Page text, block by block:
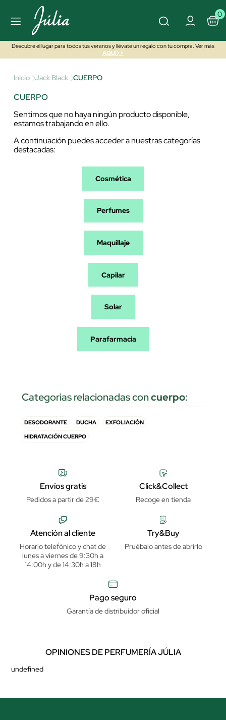
0
Descubre el lugar para todos tus veranos y llévate un regalo con tu compra. Ver más
AQUÍ>>
Inicio Jack Black CUERPO
CUERPO
Sentimos que no haya ningún producto disponible,
estamos trabajando en ello.
A continuación puedes acceder a nuestras categorías
destacadas:
Cosmética
Perfumes
Maquillaje
Capilar
Solar
Parafarmacia
Categorias relacionadas concuerpo:
DESODORANTE DUCHA
EXFOLIACIÓN
HIDRATACIÓN CUERPO
Envíos gratis
Pedidos a partir de 29€
Click&Collect
Recoge en tienda
Atención al cliente
Horario telefónico y chat de
lunes a viernes de 9:30h a
14:00h y de 14:30h a 18h
Try&Buy
Pruébalo antes de abrirlo
Pago seguro
Garantía de distribuidor oficial
OPINIONES DE PERFUMERÍA JÚLIA
undefined